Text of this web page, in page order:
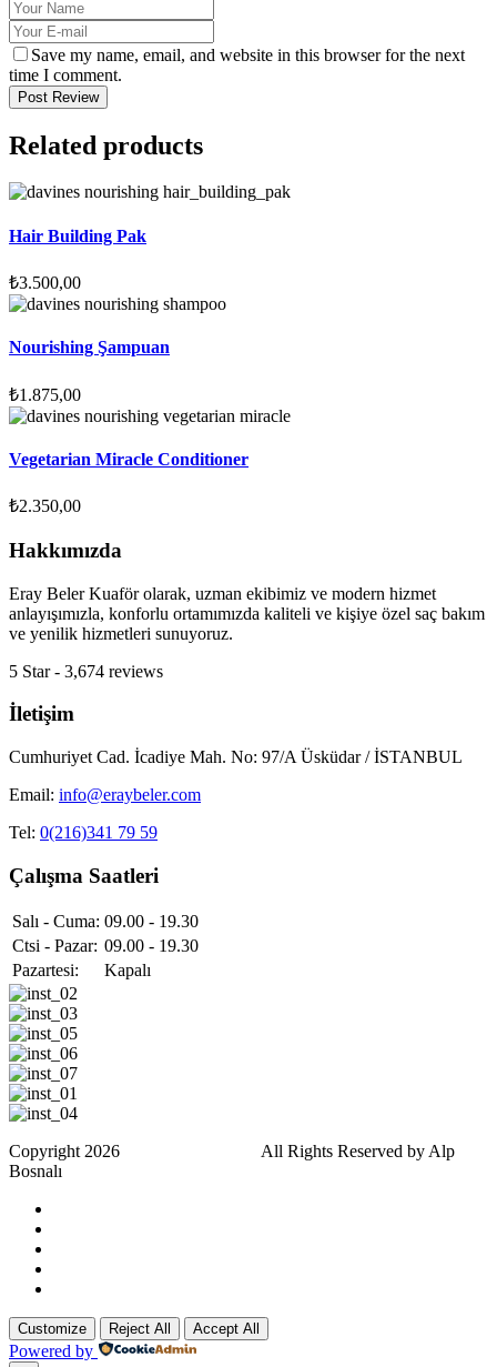
Save my name, email, and website in this browser for the next
time I comment.
Post Review
Related products
Hair Building Pak
₺3.500,00
Nourishing Şampuan
₺1.875,00
Vegetarian Miracle Conditioner
₺2.350,00
Hakkımızda
Eray Beler Kuaför olarak, uzman ekibimiz ve modern hizmet
anlayışımızla, konforlu ortamımızda kaliteli ve kişiye özel saç bakım
ve yenilik hizmetleri sunuyoruz.
5 Star - 3,674 reviews
İletişim
Cumhuriyet Cad. İcadiye Mah. No: 97/A Üsküdar / İSTANBUL
Email: info@eraybeler.com
Tel: 0(216)341 79 59
Çalışma Saatleri
Salı - Cuma: 09.00 - 19.30
Ctsi - Pazar: 09.00 - 19.30
Pazartesi:
Kapalı
Copyright 2026
All Rights Reserved by Alp
Bosnalı
Customize Reject All Accept All
Powered by